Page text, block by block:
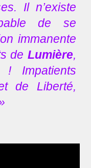
Il n’existe
de se
immanente
de Lumière,
! Impatients
de Liberté,